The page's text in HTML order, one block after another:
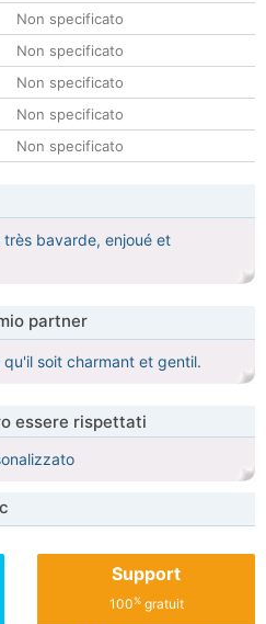
Non specificato
Non specificato
Non specificato
Non specificato
Non specificato
bavarde, enjoué et
partner
soit charmant et gentil.
essere rispettati
Support
100%gratuit